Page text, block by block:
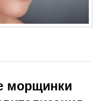
морщинки